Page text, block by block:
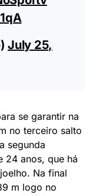
marca
em
entra
com a
July 25,